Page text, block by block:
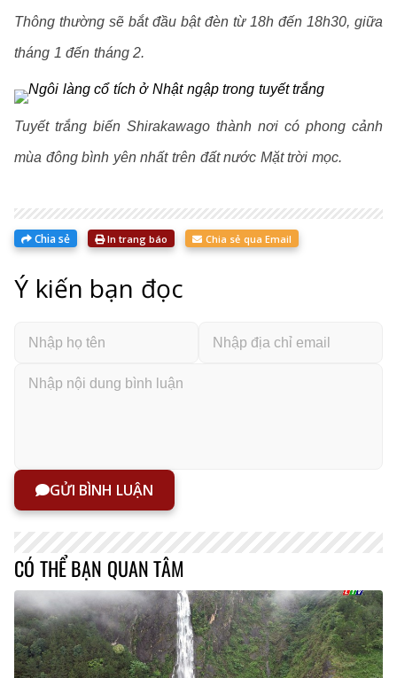
Thông thường sẽ bắt đầu bật đèn từ 18h đến 18h30, giữa
tháng 1 đến tháng 2.
Tuyết trắng biến Shirakawago thành nơi có phong cảnh
mùa đông bình yên nhất trên đất nước Mặt trời mọc.
Chia sẻ In trang báo Chia sẻ qua Email
Ý kiến bạn đọc
GỬI BÌNH LUẬN
CÓ THỂ BẠN QUAN TÂM